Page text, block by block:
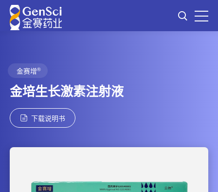
金赛增®
金培生长激素注射液
下载说明书